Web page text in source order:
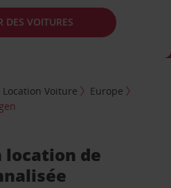
DES VOITURES
Location Voiture
Europe
location de